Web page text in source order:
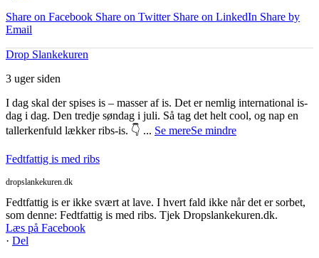
Share on Facebook Share on Twitter Share on LinkedIn Share by
Email
Drop Slankekuren
3 uger siden
I dag skal der spises is – masser af is. Det er nemlig international is-
dag i dag. Den tredje søndag i juli. Så tag det helt cool, og nap en
tallerkenfuld lækker ribs-is. 👇 ... Se mereSe mindre
Fedtfattig is med ribs
dropslankekuren.dk
Fedtfattig is er ikke svært at lave. I hvert fald ikke når det er sorbet,
som denne: Fedtfattig is med ribs. Tjek Dropslankekuren.dk.
Læs på Facebook
· Del